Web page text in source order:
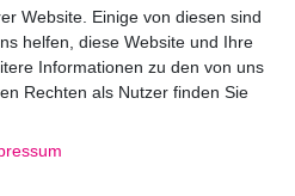
dort beraten wir Sie
Website. Einige von diesen sind
helfen, diese Website und Ihre
Informationen zu den von uns
Rechten als Nutzer finden Sie